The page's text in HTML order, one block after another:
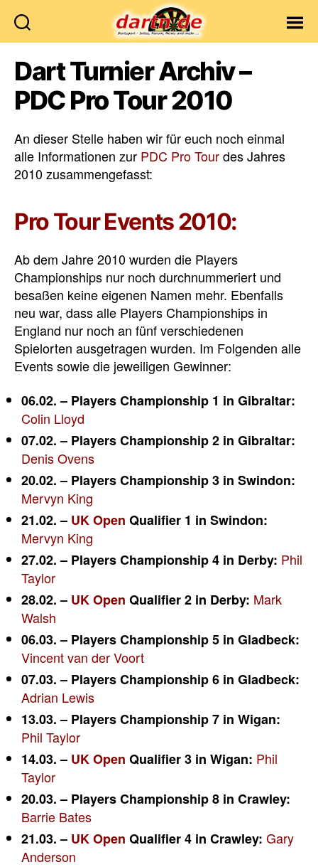
Dart Turnier Archiv –
PDC Pro Tour 2010
An dieser Stelle haben wir für euch noch einmal
alle Informationen zur PDC Pro Tourdes Jahres
2010 zusammengefasst:
Pro Tour Events 2010:
Ab dem Jahre 2010 wurden die Players
Championships nur noch durchnummeriert und
besaßen keine eigenen Namen mehr. Ebenfalls
neu war, dass alle Players Championships in
England nur noch an fünf verschiedenen
Spielorten ausgetragen wurden. Im Folgenden alle
Events sowie die jeweiligen Gewinner:
06.02. – Players Championship 1 in Gibraltar:
Colin Lloyd
07.02. – Players Championship 2 in Gibraltar:
Denis Ovens
20.02. – Players Championship 3 in Swindon:
Mervyn King
21.02. – UK Open Qualifier 1 in Swindon:
Mervyn King
27.02. – Players Championship 4 in Derby: Phil
Taylor
28.02. – UK Open Qualifier 2 in Derby: Mark
Walsh
06.03. – Players Championship 5 in Gladbeck:
Vincent van der Voort
07.03. – Players Championship 6 in Gladbeck:
Adrian Lewis
13.03. – Players Championship 7 in Wigan:
Phil Taylor
14.03. – UK Open Qualifier 3 in Wigan: Phil
Taylor
20.03. – Players Championship 8 in Crawley:
Barrie Bates
21.03. – UK Open Qualifier 4 in Crawley: Gary
Anderson